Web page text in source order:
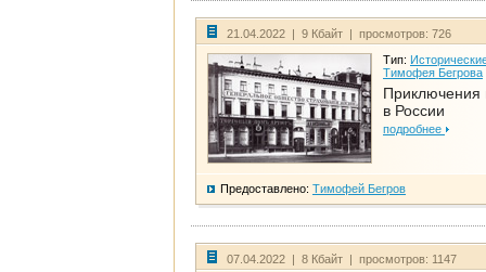
21.04.2022 | 9 Кбайт | просмотров: 726
Тип:
Тимофея Бегрова
Приключения
в России
подробнее
Предоставлено: Тимофей Бегров
07.04.2022 | 8 Кбайт | просмотров: 1147